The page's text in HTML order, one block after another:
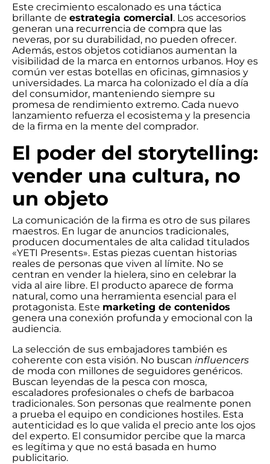
Este crecimiento escalonado es una táctica
brillante de estrategia comercial. Los accesorios
generan una recurrencia de compra que las
neveras, por su durabilidad, no pueden ofrecer.
Además, estos objetos cotidianos aumentan la
visibilidad de la marca en entornos urbanos. Hoy es
común ver estas botellas en oficinas, gimnasios y
universidades. La marca ha colonizado el día a día
del consumidor, manteniendo siempre su
promesa de rendimiento extremo. Cada nuevo
lanzamiento refuerza el ecosistema y la presencia
de la firma en la mente del comprador.
El poder del storytelling:
vender una cultura, no
un objeto
La comunicación de la firma es otro de sus pilares
maestros. En lugar de anuncios tradicionales,
producen documentales de alta calidad titulados
«YETI Presents». Estas piezas cuentan historias
reales de personas que viven al límite. No se
centran en vender la hielera, sino en celebrar la
vida al aire libre. El producto aparece de forma
natural, como una herramienta esencial para el
protagonista. Este marketing de contenidos
genera una conexión profunda y emocional con la
audiencia.
La selección de sus embajadores también es
coherente con esta visión. No buscan influencers
de moda con millones de seguidores genéricos.
Buscan leyendas de la pesca con mosca,
escaladores profesionales o chefs de barbacoa
tradicionales. Son personas que realmente ponen
a prueba el equipo en condiciones hostiles. Esta
autenticidad es lo que valida el precio ante los ojos
del experto. El consumidor percibe que la marca
es legítima y que no está basada en humo
publicitario.